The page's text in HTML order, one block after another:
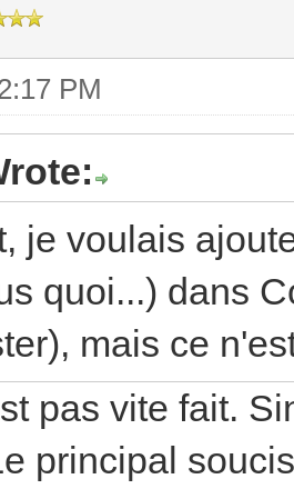
PM
je voulais
quoi...) dans
mais ce
pas vite fait.
principal